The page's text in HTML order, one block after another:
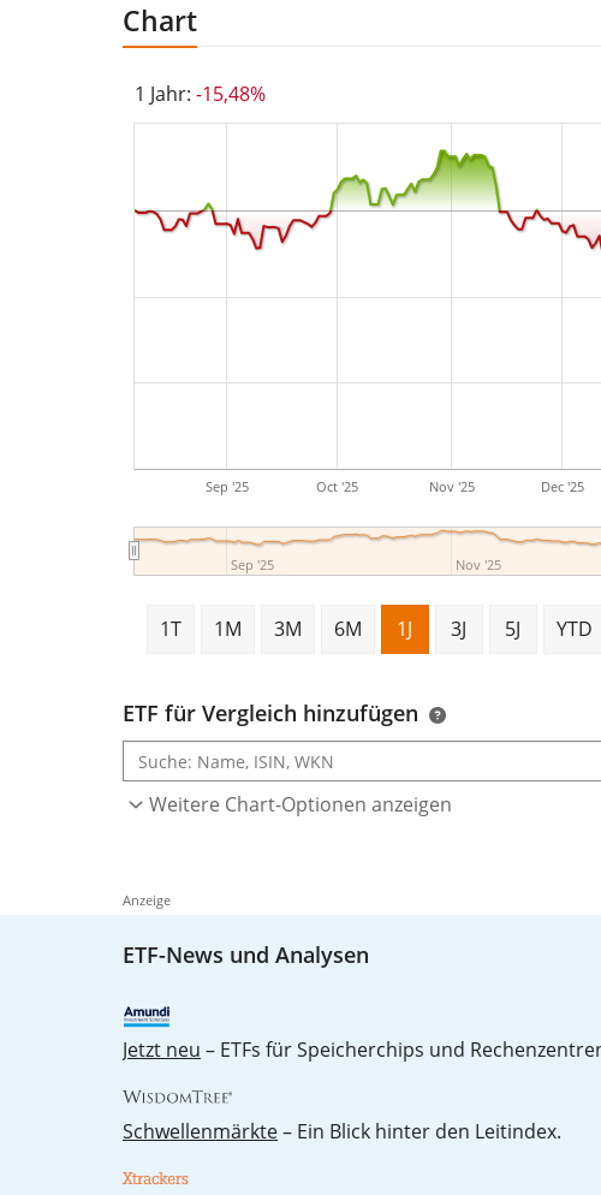
Chart
1 Jahr: -15,48%
Sep '25 Oct '25 Nov '25 Dec '25
Sep '25 Nov '25
1T 1M 3M 6M 1J 3J 5J YTD
ETF für Vergleich hinzufügen
Weitere Chart-Optionen anzeigen
Anzeige
ETF-News und Analysen
Jetzt neu – ETFs für Speicherchips und
Schwellenmärkte– Ein Blick hinter den Leitindex.